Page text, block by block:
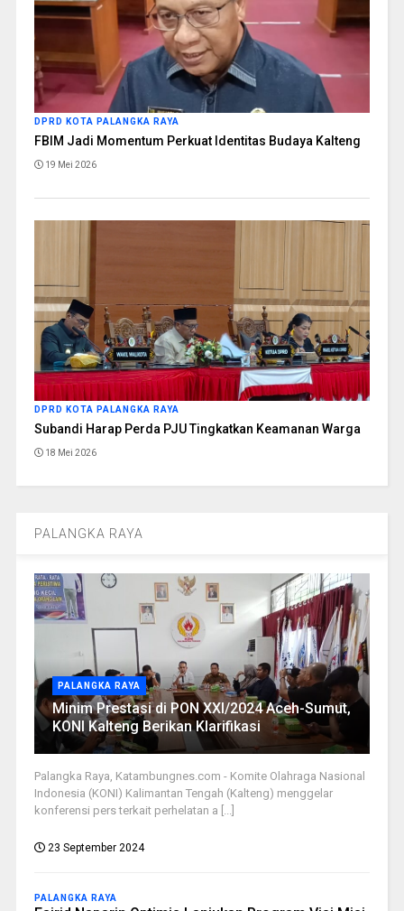
DPRD KOTA PALANGKA RAYA
FBIM Jadi Momentum Perkuat Identitas Budaya Kalteng
19 Mei 2026
DPRD KOTA PALANGKA RAYA
Subandi Harap Perda PJU Tingkatkan Keamanan Warga
18 Mei 2026
PALANGKA RAYA
PALANGKA RAYA
Minim Prestasi di PON XXI/2024 Aceh-Sumut,
KONI Kalteng Berikan Klarifikasi
Palangka Raya, Katambungnes.com - Komite Olahraga Nasional
Indonesia (KONI) Kalimantan Tengah (Kalteng) menggelar
konferensi pers terkait perhelatan a [...]
23 September 2024
PALANGKA RAYA